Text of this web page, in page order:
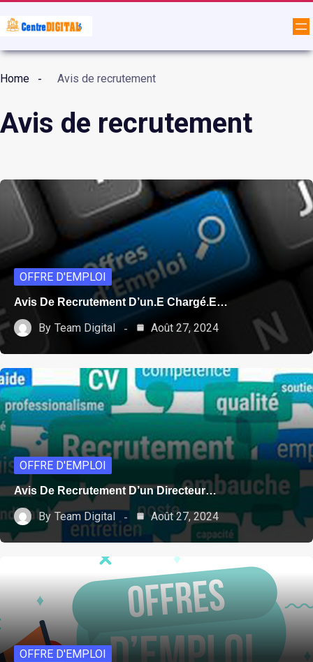
Home Avis de recrutement
Avis de recrutement
OFFRE D'EMPLOI
Avis De Recrutement D’un.e Chargé.e…
By Team Digital Août 27, 2024
OFFRE D'EMPLOI
Avis De Recrutement D’un Directeur…
By Team Digital Août 27, 2024
OFFRE D'EMPLOI